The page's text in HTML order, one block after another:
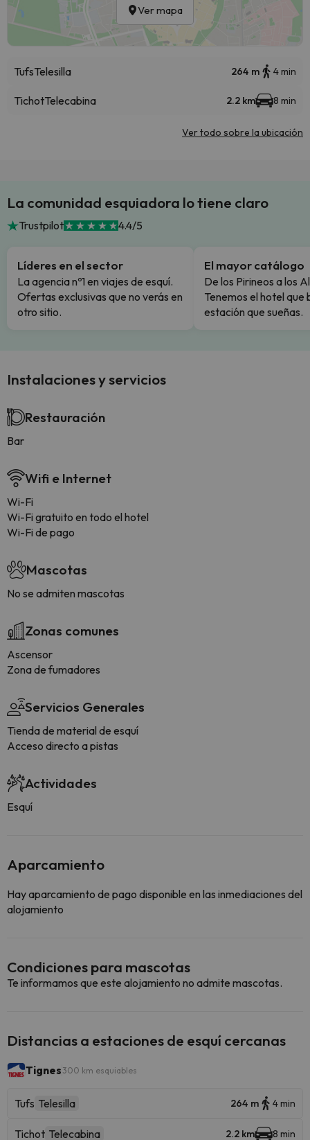
Ver mapa
TufsTelesilla 264 m 4 min
TichotTelecabina 2.2 km 8 min
Ver todo sobre la ubicación
La comunidad esquiadora lo tiene claro
Trustpilot 4.4/5
Líderes en el sector
La agencia nº1 en viajes de esquí.
Ofertas exclusivas que no verás en
otro sitio.
El mayor catálogo
De los Pirineos a los
Tenemos el hotel que
estación que sueñas.
Instalaciones y servicios
Restauración
Bar
Wifi e Internet
Wi-Fi
Wi-Fi gratuito en todo el hotel
Wi-Fi de pago
Mascotas
No se admiten mascotas
Zonas comunes
Ascensor
Zona de fumadores
Servicios Generales
Tienda de material de esquí
Acceso directo a pistas
Actividades
Esquí
Aparcamiento
Hay aparcamiento de pago disponible en las inmediaciones del
alojamiento
Condiciones para mascotas
Te informamos que este alojamiento no admite mascotas.
Distancias a estaciones de esquí cercanas
Tignes 300 km esquiables
Tufs Telesilla 264 m 4 min
Tichot Telecabina 2.2 km 8 min